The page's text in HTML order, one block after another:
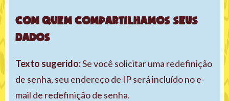
Com quem compartilhamos seus
dados
Texto sugerido:Se você solicitar uma redefinição
de senha, seu endereço de IP será incluído no e-
mail de redefinição de senha.